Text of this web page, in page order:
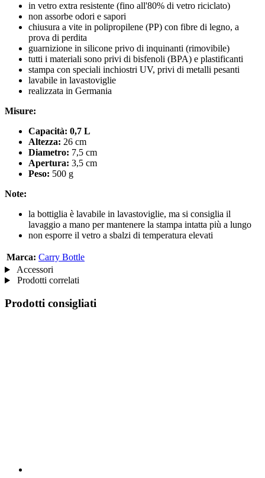
in vetro extra resistente (fino all'80% di vetro riciclato)
non assorbe odori e sapori
chiusura a vite in polipropilene (PP) con fibre di legno, a
prova di perdita
guarnizione in silicone privo di inquinanti (rimovibile)
tutti i materiali sono privi di bisfenoli (BPA) e plastificanti
stampa con speciali inchiostri UV, privi di metalli pesanti
lavabile in lavastoviglie
realizzata in Germania
Misure:
Capacità: 0,7 L
Altezza: 26 cm
Diametro: 7,5 cm
Apertura: 3,5 cm
Peso: 500 g
Note:
la bottiglia è lavabile in lavastoviglie, ma si consiglia il
lavaggio a mano per mantenere la stampa intatta più a lungo
non esporre il vetro a sbalzi di temperatura elevati
Marca: Carry Bottle
Accessori
Prodotti correlati
Prodotti consigliati